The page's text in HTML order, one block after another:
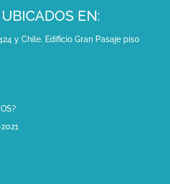
EN:
y Chile. Edificio Gran Pasaje piso